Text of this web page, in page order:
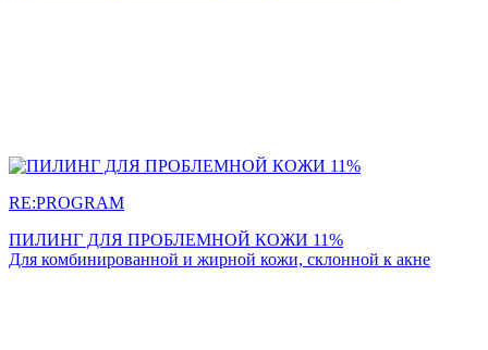
RE:PROGRAM
ПИЛИНГ ДЛЯ ПРОБЛЕМНОЙ КОЖИ 11%
Для комбинированной и жирной кожи, склонной к акне